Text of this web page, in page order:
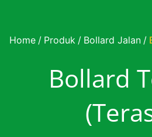
Home / Produk / Bollard Jalan /
Bollard